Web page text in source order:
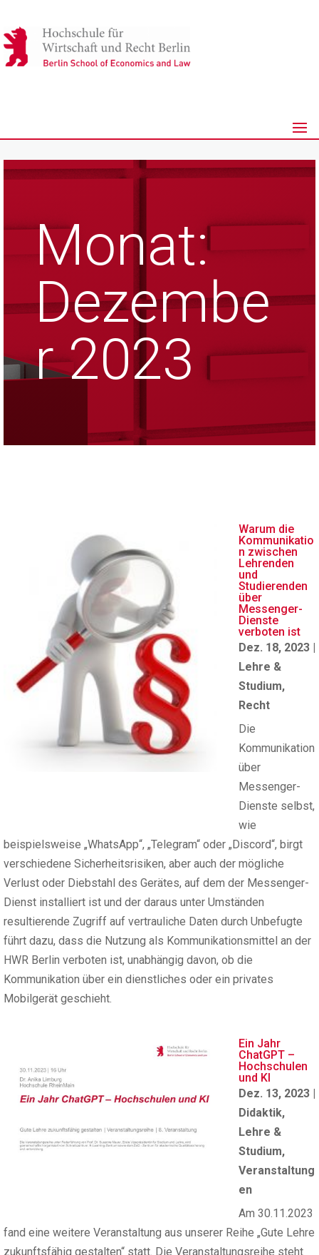
Monat:
Dezembe
r 2023
Warum die
Kommunikatio
n zwischen
Lehrenden
und
Studierenden
über
Messenger-
Dienste
verboten ist
Dez. 18, 2023 |
Lehre &
Studium,
Recht
Die
Kommunikation
über
Messenger-
Dienste selbst,
wie
beispielsweise „WhatsApp“, „Telegram“ oder „Discord“, birgt
verschiedene Sicherheitsrisiken, aber auch der mögliche
Verlust oder Diebstahl des Gerätes, auf dem der Messenger-
Dienst installiert ist und der daraus unter Umständen
resultierende Zugriff auf vertrauliche Daten durch Unbefugte
führt dazu, dass die Nutzung als Kommunikationsmittel an der
HWR Berlin verboten ist, unabhängig davon, ob die
Kommunikation über ein dienstliches oder ein privates
Mobilgerät geschieht.
Ein Jahr
ChatGPT –
Hochschulen
und KI
Dez. 13, 2023 |
Didaktik,
Lehre &
Studium,
Veranstaltung
en
Am 30.11.2023
fand eine weitere Veranstaltung aus unserer Reihe „Gute Lehre
zukunftsfähig gestalten“ statt. Die Veranstaltungsreihe steht